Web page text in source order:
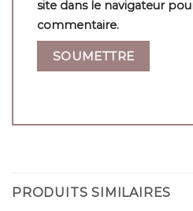
site dans le navigateur
commentaire.
PRODUITS SIMILAIRES